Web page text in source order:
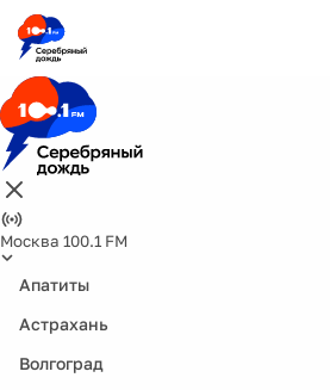
Москва 100.1 FM
Апатиты
Астрахань
Волгоград